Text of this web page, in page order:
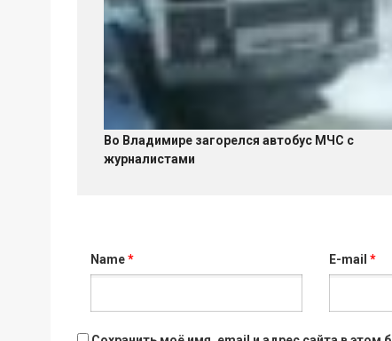
Во Владимире загорелся автобус МЧС с
журналистами
Name* E-mail*